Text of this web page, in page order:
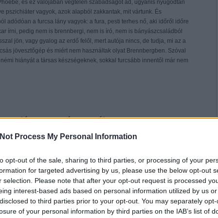
Process My Personal Information
opt-out of the sale, sharing to third parties, or processing of your
for targeted advertising by us, please use the below opt-out
selection. Please note that after your opt-out request is processed
interest-based ads based on personal information utilized by us
to third parties prior to your opt-out. You may separately
of your personal information by third parties on the IAB’s list of
és ez valójában végtelen szabadságot ad, ugyanis nyugodtan
pszichiáter vagyok, azok alapból zakkantak, mit vártunk. És
adódóan a furcsa lány vagyok: a fura, pesti terhes nő, aki időről időre
írni, pedig nem is brennbergi, nem is író, nem is bányászcsaládból
jön, vagy gyalog az erdő felől, mert autója nincs, de tudja, mi az a
jövesztőgép és miért nem használtak olyat Brennbergben. Szóval
hiányát a társas készségeknek, sokkal furcsább innentől már nem
apját, szentté avatták
jó ügy Brennberg-komment
kimosta az agyamat, nem tudtam ellenállni. Szóval ma van Szent
hogy támogassátok bármilyen kis összeggel anyagilag aKözponti
link a Paypal oldalukra. Update: Jó, bocs, én kétszer is
sikerült, úgyhogy most fogom és berakom a gombot. E: